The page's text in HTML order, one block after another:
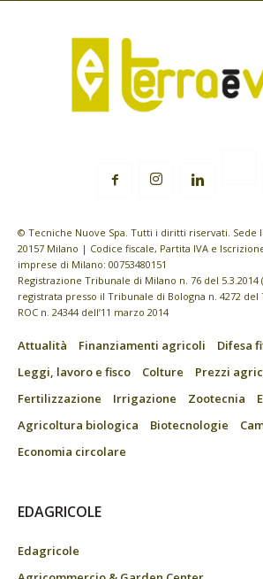
© Tecniche Nuove Spa. Tutti i diritti riservati. Sede
20157 Milano | Codice fiscale, Partita IVA e
imprese di Milano: 00753480151
Registrazione Tribunale di Milano n. 76 del
registrata presso il Tribunale di Bologna n. 4272 del
ROC n. 24344 dell’11 marzo 2014
Attualità Finanziamenti agricoli
Difesa
Leggi, lavoro e fisco
Colture
Prezzi
Fertilizzazione
Irrigazione Zootecnia
Agricoltura biologica
Biotecnologie
Economia circolare
EDAGRICOLE
Edagricole